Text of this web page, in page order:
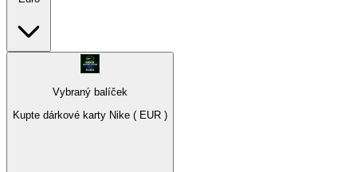
Vybraný balíček
Kupte dárkové karty Nike ( EUR )